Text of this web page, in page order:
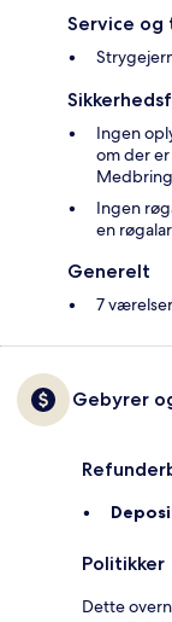
Service og
Ingen
om der
Ingen
en
Generelt
7 værelser
Gebyrer
Politikker
Dette